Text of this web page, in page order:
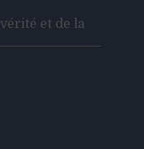
et de la